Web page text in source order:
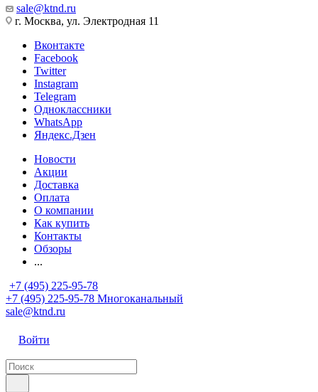
sale@ktnd.ru
г. Москва, ул. Электродная 11
Вконтакте
Facebook
Twitter
Instagram
Telegram
Одноклассники
WhatsApp
Яндекс.Дзен
Новости
Акции
Доставка
Оплата
О компании
Как купить
Контакты
Обзоры
...
+7 (495) 225-95-78
+7 (495) 225-95-78 Многоканальный
sale@ktnd.ru
Войти